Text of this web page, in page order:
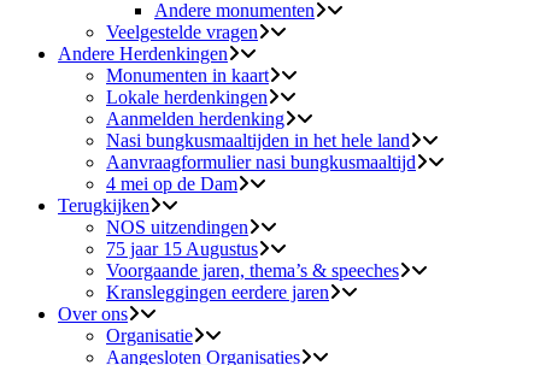
Andere monumenten
Veelgestelde vragen
Andere Herdenkingen
Monumenten in kaart
Lokale herdenkingen
Aanmelden herdenking
Nasi bungkusmaaltijden in het hele land
Aanvraagformulier nasi bungkusmaaltijd
4 mei op de Dam
Terugkijken
NOS uitzendingen
75 jaar 15 Augustus
Voorgaande jaren, thema’s & speeches
Kransleggingen eerdere jaren
Over ons
Organisatie
Aangesloten Organisaties